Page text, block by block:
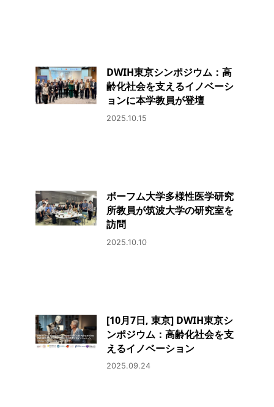
DWIH東京シンポジウム：高
齢化社会を支えるイノベーシ
ョンに本学教員が登壇
2025.10.15
ボーフム大学多様性医学研究
所教員が筑波大学の研究室を
訪問
2025.10.10
[10月7日, 東京] DWIH東京シ
ンポジウム：高齢化社会を支
えるイノベーション
2025.09.24